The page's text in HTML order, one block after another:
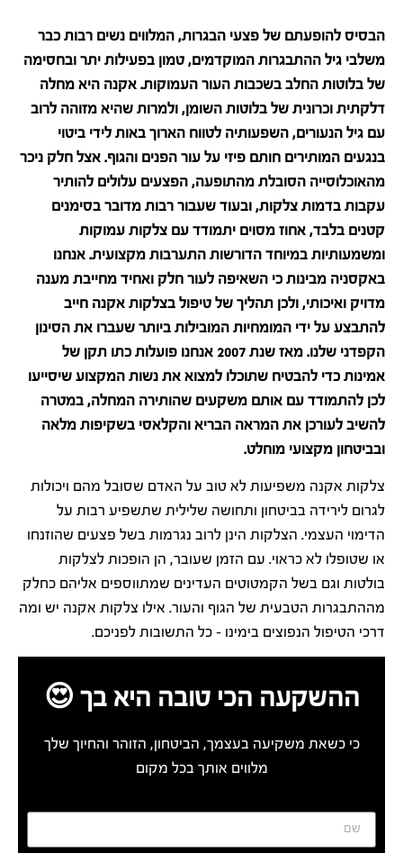
הבסיס להופעתם של פצעי הבגרות, המלווים נשים רבות כבר
משלבי גיל ההתבגרות המוקדמים, טמון בפעילות יתר ובחסימה
של בלוטות החלב בשכבות העור העמוקות. אקנה היא מחלה
דלקתית וכרונית של בלוטות השומן, ולמרות שהיא מזוהה לרוב
עם גיל הנעורים, השפעותיה לטווח הארוך באות לידי ביטוי
בנגעים המותירים חותם פיזי על עור הפנים והגוף. אצל חלק ניכר
מהאוכלוסייה הסובלת מהתופעה, הפצעים עלולים להותיר
עקבות בדמות צלקות, ובעוד שעבור רבות מדובר בסימנים
קטנים בלבד, אחוז מסוים יתמודד עם צלקות עמוקות
ומשמעותיות במיוחד הדורשות התערבות מקצועית. אנחנו
באקסניה מבינות כי השאיפה לעור חלק ואחיד מחייבת מענה
מדויק ואיכותי, ולכן תהליך של טיפול בצלקות אקנה חייב
להתבצע על ידי המומחיות המובילות ביותר שעברו את הסינון
הקפדני שלנו. מאז שנת 2007 אנחנו פועלות כתו תקן של
אמינות כדי להבטיח שתוכלו למצוא את נשות המקצוע שיסייעו
לכן להתמודד עם אותם משקעים שהותירה המחלה, במטרה
להשיב לעורכן את המראה הבריא והקלאסי בשקיפות מלאה
ובביטחון מקצועי מוחלט.
צלקות אקנה משפיעות לא טוב על האדם שסובל מהם ויכולות
לגרום לירידה בביטחון ותחושה שלילית שתשפיע רבות על
הדימוי העצמי. הצלקות הינן לרוב נגרמות בשל פצעים שהוזנחו
או שטופלו לא כראוי. עם הזמן שעובר, הן הופכות לצלקות
בולטות וגם בשל הקמטוטים העדינים שמתווספים אליהם כחלק
מההתבגרות הטבעית של הגוף והעור. אילו צלקות אקנה יש ומה
דרכי הטיפול הנפוצים בימינו – כל התשובות לפניכם.
ההשקעה הכי טובה היא בך 😍
כי כשאת משקיעה בעצמך, הביטחון, הזוהר והחיוך שלך
מלווים אותך בכל מקום